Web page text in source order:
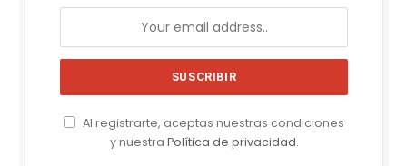
Al registrarte, aceptas nuestras condiciones
y nuestra Política de privacidad.